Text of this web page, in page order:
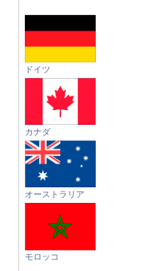
ドイツ
カナダ
オーストラリア
モロッコ